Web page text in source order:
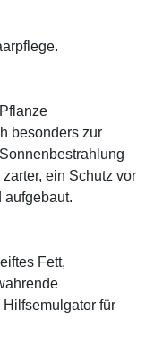
besonders zur
ein Schutz vor
aufgebaut.
Fett,
für